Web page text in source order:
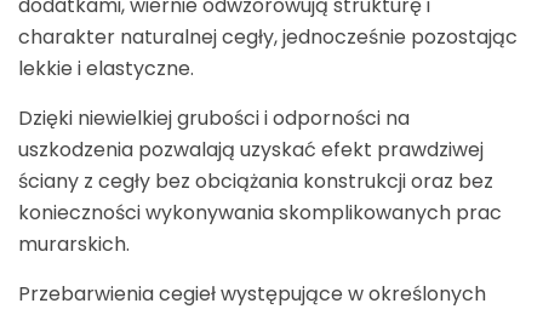
charakter naturalnej cegły, jednocześnie pozostając
lekkie i elastyczne.
Dzięki niewielkiej grubości i odporności na
uszkodzenia pozwalają uzyskać efekt prawdziwej
ściany z cegły bez obciążania konstrukcji oraz bez
konieczności wykonywania skomplikowanych prac
murarskich.
Przebarwienia cegieł występujące w określonych